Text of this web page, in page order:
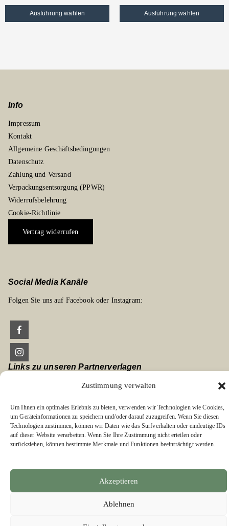
Zustimmung verwalten
Um Ihnen ein optimales Erlebnis zu bieten, verwenden wir Technologien wie Cookies,
um Geräteinformationen zu speichern und/oder darauf zuzugreifen. Wenn Sie diesen
Technologien zustimmen, können wir Daten wie das Surfverhalten oder eindeutige IDs
auf dieser Website verarbeiten. Wenn Sie Ihre Zustimmung nicht erteilen oder
zurückziehen, können bestimmte Merkmale und Funktionen beeinträchtigt werden.
Akzeptieren
Ablehnen
Ausführung wählen Ausführung wählen
Info
Impressum
Kontakt
Allgemeine Geschäftsbedingungen
Datenschutz
Zahlung und Versand
Verpackungsentsorgung (PPWR)
Widerrufsbelehrung
Cookie-Richtlinie
Vertrag widerrufen
Social Media Kanäle
Folgen Sie uns auf Facebook oder Instagram:
Links zu unseren Partnerverlagen